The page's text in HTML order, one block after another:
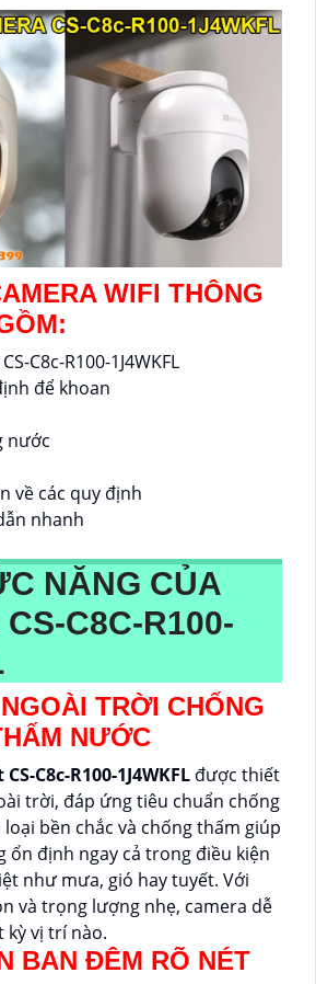
WIFI THÔNG
C8c-R100-1J4WKFL
để khoan
nước
về các quy định
nhanh
NĂNG CỦA
C8C-R100-
TRỜI CHỐNG
NƯỚC
C8c-R100-1J4WKFL được thiết
trời, đáp ứng tiêu chuẩn chống
loại bền chắc và chống thấm giúp
ổn định ngay cả trong điều kiện
như mưa, gió hay tuyết. Với
và trọng lượng nhẹ, camera dễ
kỳ vị trí nào.
BAN ĐÊM RÕ NÉT